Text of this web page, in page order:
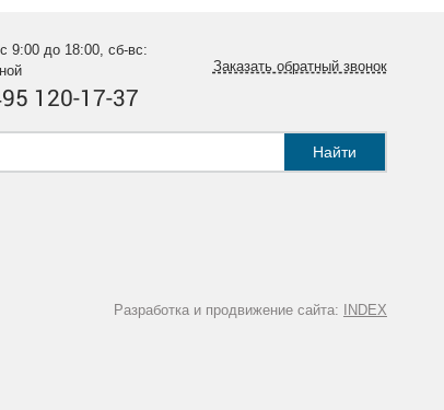
9:00 до 18:00, сб-вс:
120-17-37
Заказать обратный звонок
Найти
Разработка и продвижение сайта: INDEX